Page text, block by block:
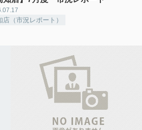
店（市況レポート）